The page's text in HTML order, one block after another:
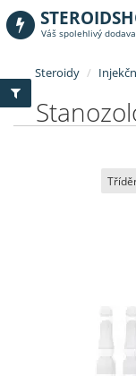
Váš spolehlivý
Steroidy